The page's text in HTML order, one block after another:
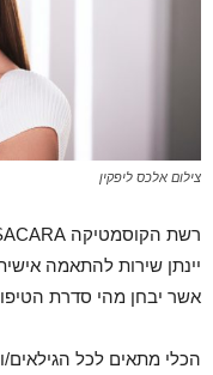
צילום אלכס ליפקין
יינתן שירות להתאמה
אשר יבחן מהי סדרת
הכלי מתאים לכל הגילאים/